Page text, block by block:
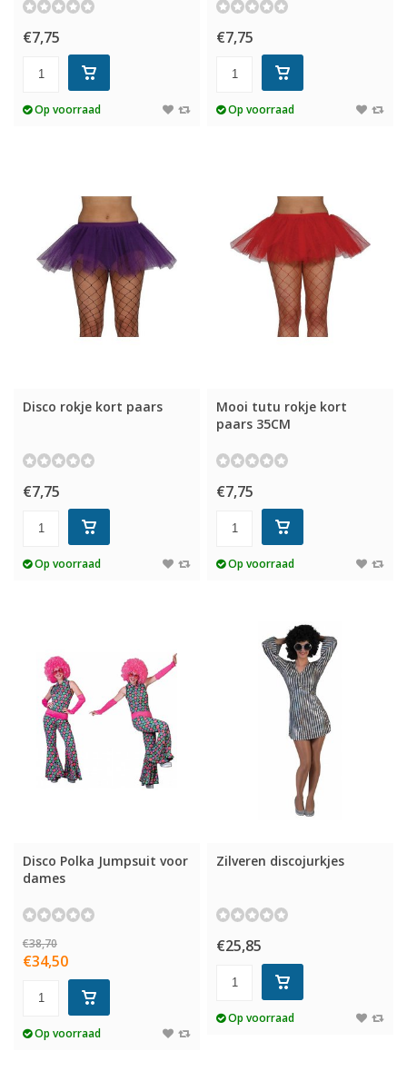
€7,75
Op voorraad
€7,75
Op voorraad
Disco rokje kort paars
€7,75
Op voorraad
Mooi tutu rokje kort
paars 35CM
€7,75
Op voorraad
Disco Polka Jumpsuit voor
dames
€38,70
€34,50
Op voorraad
Zilveren discojurkjes
€25,85
Op voorraad